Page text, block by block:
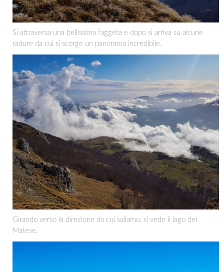
Si attraversa una bellissima faggeta e dopo si arriva su alcune
radure da cui si scorge un panorama incredibile.
Girando verso la direzione da cui saliamo, si vede il lago del
Matese.